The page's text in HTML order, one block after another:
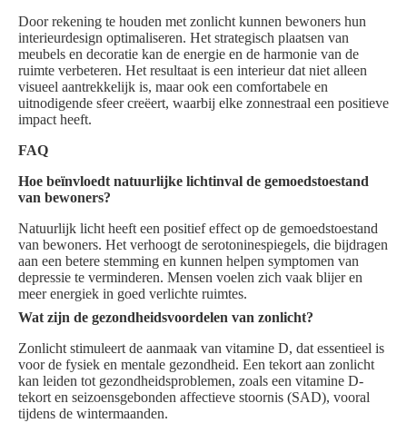
Door rekening te houden met zonlicht kunnen bewoners hun
interieurdesign optimaliseren. Het strategisch plaatsen van
meubels en decoratie kan de energie en de harmonie van de
ruimte verbeteren. Het resultaat is een interieur dat niet alleen
visueel aantrekkelijk is, maar ook een comfortabele en
uitnodigende sfeer creëert, waarbij elke zonnestraal een positieve
impact heeft.
FAQ
Hoe beïnvloedt natuurlijke lichtinval de gemoedstoestand
van bewoners?
Natuurlijk licht heeft een positief effect op de gemoedstoestand
van bewoners. Het verhoogt de serotoninespiegels, die bijdragen
aan een betere stemming en kunnen helpen symptomen van
depressie te verminderen. Mensen voelen zich vaak blijer en
meer energiek in goed verlichte ruimtes.
Wat zijn de gezondheidsvoordelen van zonlicht?
Zonlicht stimuleert de aanmaak van vitamine D, dat essentieel is
voor de fysiek en mentale gezondheid. Een tekort aan zonlicht
kan leiden tot gezondheidsproblemen, zoals een vitamine D-
tekort en seizoensgebonden affectieve stoornis (SAD), vooral
tijdens de wintermaanden.